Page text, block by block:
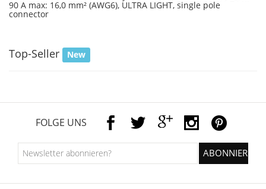
90 A max: 16,0 mm² (AWG6), ULTRA LIGHT, single pole
connector
Top-Seller New
FOLGE UNS